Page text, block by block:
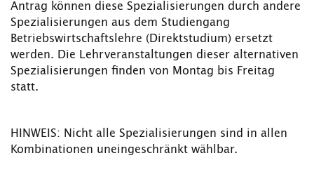
Antrag können diese Spezialisierungen durch andere
Spezialisierungen aus dem Studiengang
Betriebswirtschaftslehre (Direktstudium) ersetzt
werden. Die Lehrveranstaltungen dieser alternativen
Spezialisierungen finden von Montag bis Freitag
statt.
HINWEIS: Nicht alle Spezialisierungen sind in allen
Kombinationen uneingeschränkt wählbar.